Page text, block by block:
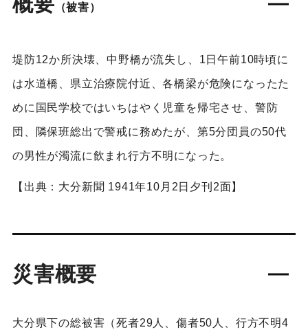
（被害）
堤防12か所決壊、中野橋が流失し、1日午前10時頃に
は水道橋、県立治療院付近、各橋梁が危険になったた
めに国民学校ではいちはやく児童を帰宅させ、警防
団、隣保班総出で警戒に務めたが、第5分団員の50代
の男性が濁流に飲まれ行方不明になった。
【出典：大分新聞 1941年10月2日夕刊2面】
災害概要
大分県下の総被害（死者29人、傷者50人、行方不明4